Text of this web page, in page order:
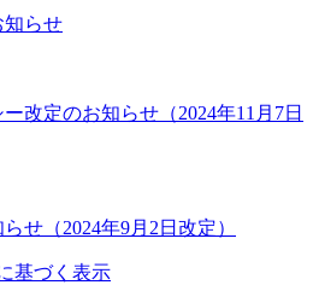
知らせ
改定のお知らせ（2024年11月7日
せ（2024年9月2日改定）
基づく表示